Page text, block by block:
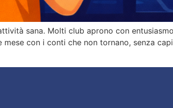
sana. Molti club aprono con
con i conti che non tornano, senza